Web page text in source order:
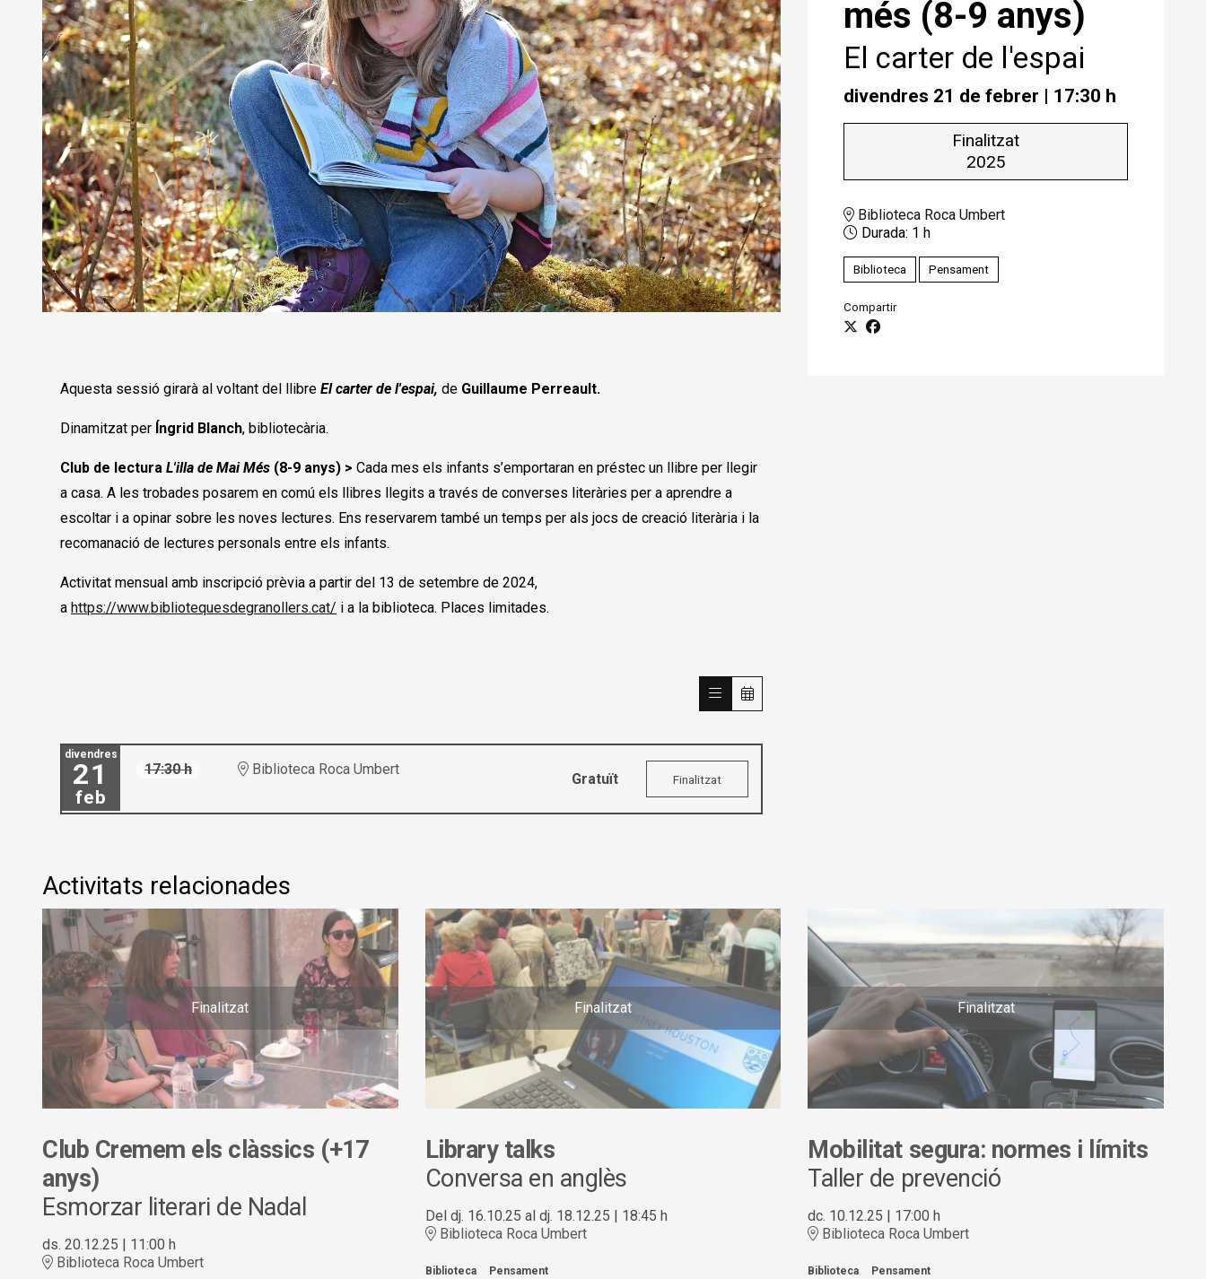
més (8-9 anys)
El carter de l'espai
divendres 21 de febrer | 17:30 h
Finalitzat
2025
Biblioteca Roca Umbert
Durada: 1 h
Biblioteca Pensament
Compartir
Aquesta sessió girarà al voltant del llibreEl carter de l'espai, de Guillaume Perreault.
Dinamitzat per Íngrid Blanch, bibliotecària.
Club de lecturaL'illa de Mai Més (8-9 anys) > Cada mes els infants s’emportaran en préstec un llibre per llegir
a casa. A les trobades posarem en comú els llibres llegits a través de converses literàries per a aprendre a
escoltar i a opinar sobre les noves lectures. Ens reservarem també un temps per als jocs de creació literària i la
recomanació de lectures personals entre els infants.
Activitat mensual amb inscripció prèvia a partir del 13 de setembre de 2024,
ahttps://www.bibliotequesdegranollers.cat/ i a la biblioteca. Places limitades.
divendres
21
feb
17:30 h Biblioteca Roca Umbert
Gratuït Finalitzat
Activitats relacionades
Finalitzat
Club Cremem els clàssics (+17
anys)
Esmorzar literari de Nadal
ds. 20.12.25
11:00 h
Biblioteca Roca Umbert
Finalitzat
Library talks
Conversa en anglès
Del dj. 16.10.25 al dj. 18.12.25
18:45 h
Biblioteca Roca Umbert
Biblioteca Pensament
Finalitzat
Mobilitat segura: normes i límits
Taller de prevenció
dc. 10.12.25
17:00 h
Biblioteca Roca Umbert
Biblioteca Pensament